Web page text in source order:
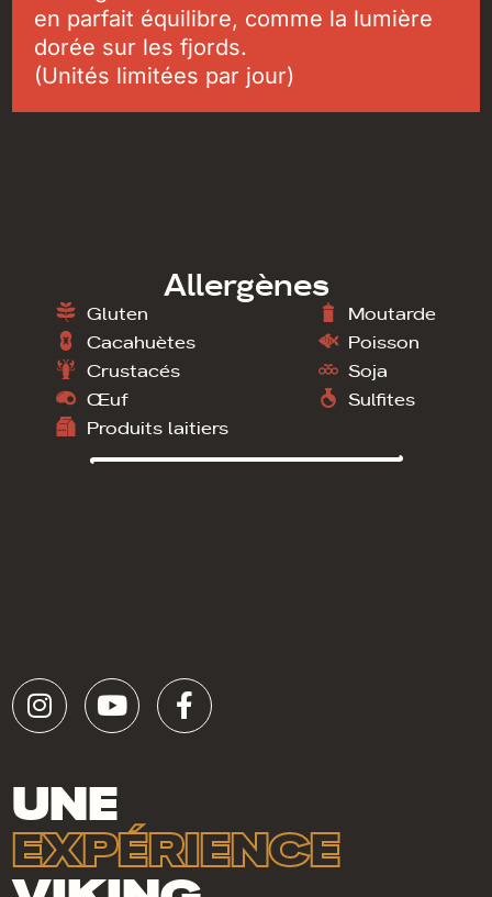
en parfait équilibre, comme la lumière
dorée sur les fjords.
(Unités limitées par jour)
Allergènes
Gluten
Cacahuètes
Crustacés
Œuf
Produits laitiers
Moutarde
Poisson
Soja
Sulfites
UNE
EXPÉRIENCE